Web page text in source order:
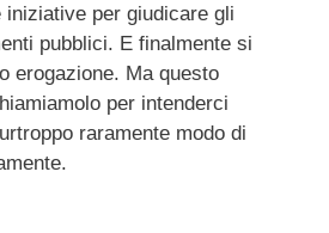
iniziative per giudicare gli
pubblici. E finalmente si
erogazione. Ma questo
per intenderci
raramente modo di